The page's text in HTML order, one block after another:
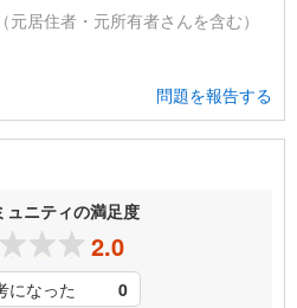
居住者・元所有者さんを含む）
問題を報告する
ュニティの満足度
2.0
になった 0